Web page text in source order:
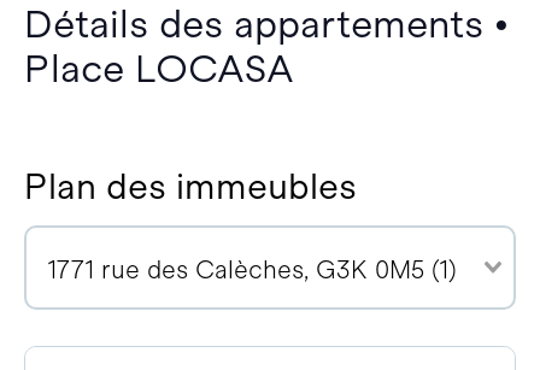
Détails des appartements •
Place LOCASA
Plan des immeubles
1771 rue des Calèches, G3K 0M5 (1)